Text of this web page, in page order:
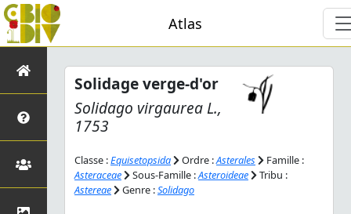
Atlas
Solidage verge-d'or
Solidago virgaureaL.,
1753
Classe :Equisetopsida Ordre :Asterales
Famille :
Asteraceae
Sous-Famille :Asteroideae
Tribu :
Astereae
Genre :Solidago